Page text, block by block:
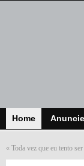
Home Anuncie
« Toda vez que eu tento